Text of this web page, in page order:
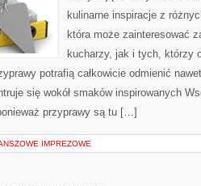
kulinarne inspiracje z
która może zainteresować
kucharzy, jak i tych, którzy
potrafią całkowicie odmienić
się wokół smaków inspirowanych
przyprawy są tu […]
IMPREZOWE